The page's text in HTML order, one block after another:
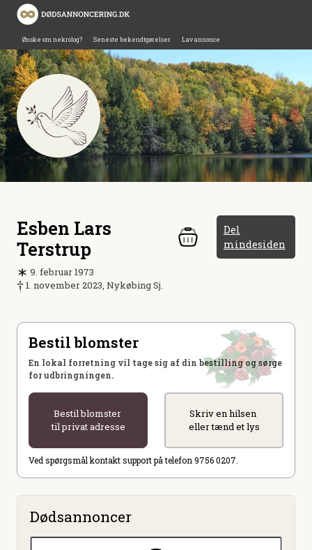
Ønske om nekrolog? Seneste bekendtgørelser Lav annonce
Esben Lars
Terstrup
Del
mindesiden
9. februar 1973
1. november 2023, Nykøbing Sj.
Bestil blomster
En lokal forretning vil tage sig af din bestilling og sørge
for udbringningen.
Bestil blomster
til privat adresse
Skriv en hilsen
eller tænd et lys
Ved spørgsmål kontakt support på telefon 9756 0207.
Dødsannoncer